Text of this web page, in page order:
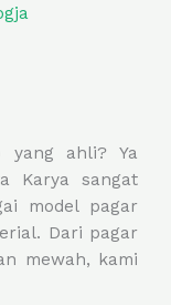
yang ahli? Ya
Karya sangat
model pagar
Dari pagar
mewah, kami